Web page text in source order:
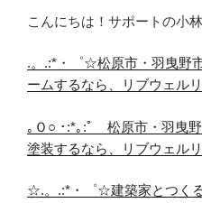
こんにちは！サポートの小
.。.:*・゜☆松原市・羽曳野
ームするなら、リブウェル
｡Ｏ○ ･:*｡:ﾟ 松原市・羽曳
塗装するなら、リブウェル
☆.。.:*・゜☆建築家とつく